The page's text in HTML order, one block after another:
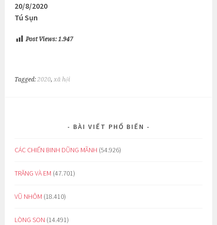
20/8/2020
Tú Sụn
Post Views: 1.947
Tagged:2020,xã hội
BÀI VIẾT PHỔ BIẾN
CÁC CHIẾN BINH DŨNG MÃNH (54.926)
TRĂNG VÀ EM (47.701)
VŨ NHÔM (18.410)
LÒNG SON (14.491)